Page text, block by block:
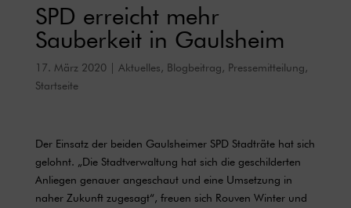
SPD erreicht mehr
Sauberkeit in Gaulsheim
17. März 2020| Aktuelles, Blogbeitrag, Pressemitteilung,
Startseite
Der Einsatz der beiden Gaulsheimer SPD Stadträte hat sich
gelohnt. „Die Stadtverwaltung hat sich die geschilderten
Anliegen genauer angeschaut und eine Umsetzung in
naher Zukunft zugesagt“, freuen sich Rouven Winter und